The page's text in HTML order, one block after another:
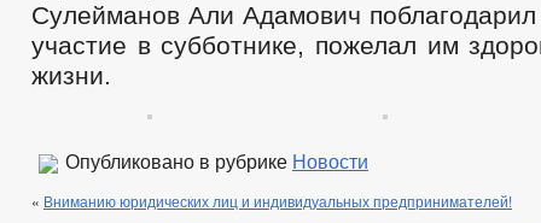
Сулейманов Али Адамович поблагодарил
участие в субботнике, пожелал им
жизни.
Опубликовано в рубрике Новости
« Вниманию юридических лиц и индивидуальных предпринимателей!